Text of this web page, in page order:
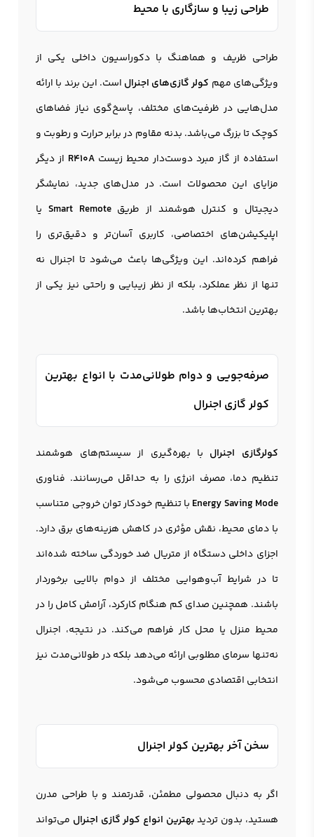
طراحی زیبا و سازگاری با محیط
طراحی ظریف و هماهنگ با دکوراسیون داخلی یکی از
ویژگی‌های مهم کولر گازی‌های اجنرال است. این برند با ارائه
مدل‌هایی در ظرفیت‌های مختلف، پاسخ‌گوی نیاز فضاهای
کوچک تا بزرگ می‌باشد. بدنه مقاوم در برابر حرارت و رطوبت و
استفاده از گاز مبرد دوست‌دار محیط زیست R410A از دیگر
مزایای این محصولات است. در مدل‌های جدید، نمایشگر
دیجیتال و کنترل هوشمند از طریقSmart Remote یا
اپلیکیشن‌های اختصاصی، کاربری آسان‌تر و دقیق‌تری را
فراهم کرده‌اند. این ویژگی‌ها باعث می‌شود تا اجنرال نه
تنها از نظر عملکرد، بلکه از نظر زیبایی و راحتی نیز یکی از
بهترین انتخاب‌ها باشد.
صرفه‌جویی و دوام طولانی‌مدت با انواع بهترین
کولر گازی اجنرال
کولرگازی اجنرال با بهره‌گیری از سیستم‌های هوشمند
تنظیم دما، مصرف انرژی را به حداقل می‌رسانند. فناوری
Energy Saving Mode با تنظیم خودکار توان خروجی متناسب
با دمای محیط، نقش مؤثری در کاهش هزینه‌های برق دارد.
اجزای داخلی دستگاه از متریال ضد خوردگی ساخته شده‌اند
تا در شرایط آب‌وهوایی مختلف از دوام بالایی برخوردار
باشند. همچنین صدای کم هنگام کارکرد، آرامش کامل را در
محیط منزل یا محل کار فراهم می‌کند. در نتیجه، اجنرال
نه‌تنها سرمای مطلوبی ارائه می‌دهد بلکه در طولانی‌مدت نیز
انتخابی اقتصادی محسوب می‌شود.
سخن آخر بهترین کولر اجنرال
اگر به دنبال محصولی مطمئن، قدرتمند و با طراحی مدرن
هستید، بدون تردیدبهترین انواع کولر گازی اجنرال می‌تواند